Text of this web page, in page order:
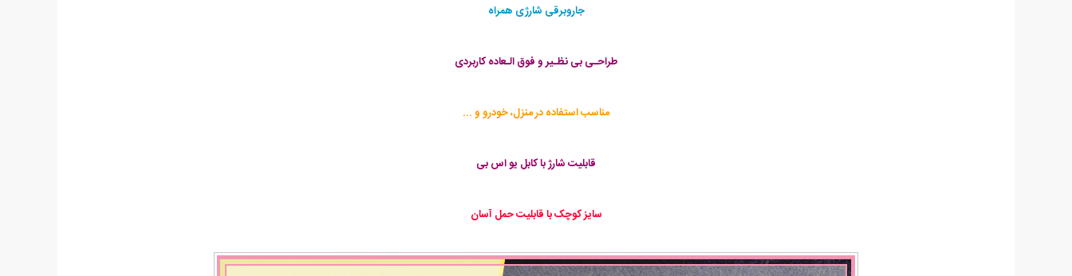
جاروبرقی شارژی همراه
طراحـی بی نظـیر و فوق الـعاده کاربردی
مناسب استفاده در منزل، خودرو و ...
قابلیت شارژ با کابل یو اس بی
سایز کوچک با قابلیت حمل آسان